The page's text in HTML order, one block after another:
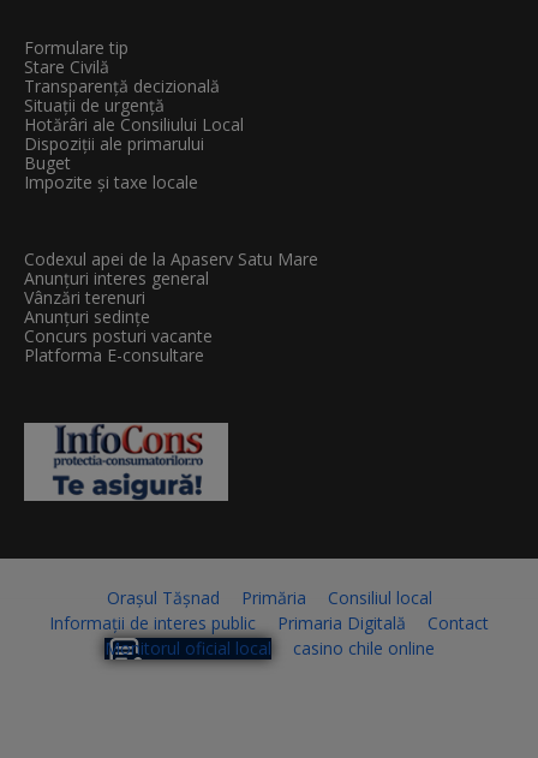
Formulare tip
Stare Civilă
Transparenţă decizională
Situații de urgență
Hotărâri ale Consiliului Local
Dispoziții ale primarului
Buget
Impozite și taxe locale
Codexul apei de la Apaserv Satu Mare
Anunțuri interes general
Vânzări terenuri
Anunțuri sedințe
Concurs posturi vacante
Platforma E-consultare
Orașul Tășnad Primăria
Consiliul local
Informații de interes public
Primaria Digitală
Contact
Monitorul oficial local
casino chile online